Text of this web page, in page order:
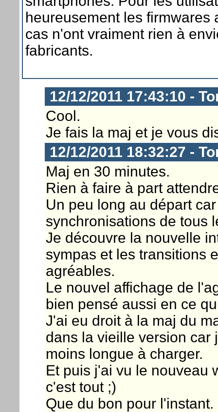
heureusement les firmwares
cas n'ont vraiment rien à
fabricants.
12/12/2011 17:43:10 -
Cool.
Je fais la maj et je vous
12/12/2011 18:32:27 -
Maj en 30 minutes.
Rien à faire à part
Un peu long au départ
synchronisations de tous
Je découvre la nouvelle
sympas et les transitions
agréables.
Le nouvel affichage de
bien pensé aussi en ce
J'ai eu droit à la maj du
dans la vieille version car
moins longue à charger.
Et puis j'ai vu le nouveau
c'est tout ;)
Que du bon pour l'instant.